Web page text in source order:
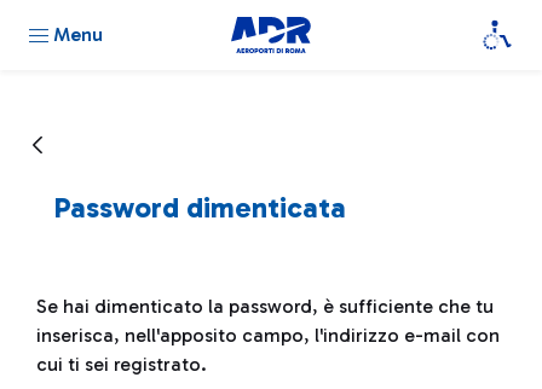
Menu
Password dimenticata
Se hai dimenticato la password, è sufficiente che tu
inserisca, nell'apposito campo, l'indirizzo e-mail con
cui ti sei registrato.